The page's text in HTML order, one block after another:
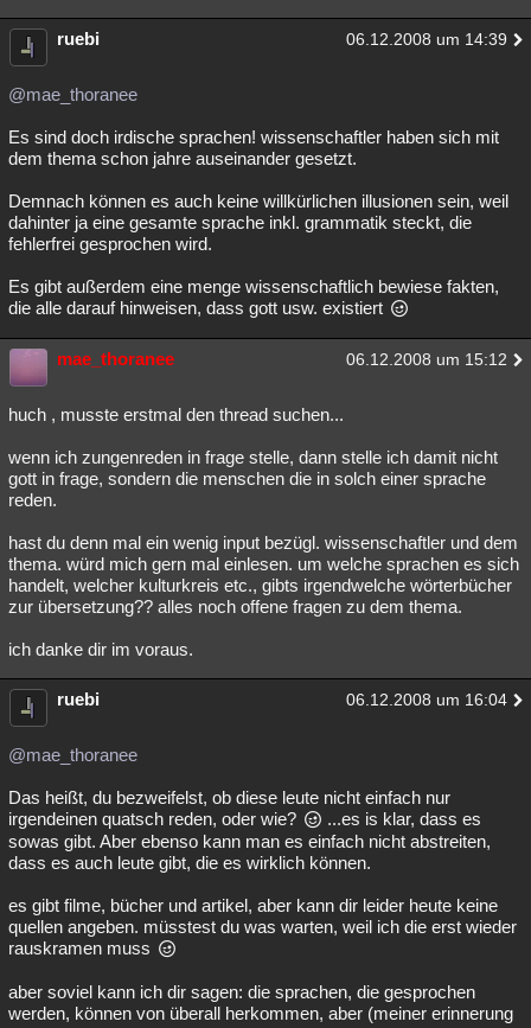
ruebi 06.12.2008 um 14:39
@mae_thoranee
Es sind doch irdische sprachen! wissenschaftler haben sich mit
dem thema schon jahre auseinander gesetzt.
Demnach können es auch keine willkürlichen illusionen sein, weil
dahinter ja eine gesamte sprache inkl. grammatik steckt, die
fehlerfrei gesprochen wird.
Es gibt außerdem eine menge wissenschaftlich bewiese fakten,
die alle darauf hinweisen, dass gott usw. existiert
mae_thoranee 06.12.2008 um 15:12
huch , musste erstmal den thread suchen...
wenn ich zungenreden in frage stelle, dann stelle ich damit nicht
gott in frage, sondern die menschen die in solch einer sprache
reden.
hast du denn mal ein wenig input bezügl. wissenschaftler und dem
thema. würd mich gern mal einlesen. um welche sprachen es sich
handelt, welcher kulturkreis etc., gibts irgendwelche wörterbücher
zur übersetzung?? alles noch offene fragen zu dem thema.
ich danke dir im voraus.
ruebi 06.12.2008 um 16:04
@mae_thoranee
Das heißt, du bezweifelst, ob diese leute nicht einfach nur
irgendeinen quatsch reden, oder wie?
...es is klar, dass es
sowas gibt. Aber ebenso kann man es einfach nicht abstreiten,
dass es auch leute gibt, die es wirklich können.
es gibt filme, bücher und artikel, aber kann dir leider heute keine
quellen angeben. müsstest du was warten, weil ich die erst wieder
rauskramen muss
aber soviel kann ich dir sagen: die sprachen, die gesprochen
werden, können von überall herkommen, aber (meiner erinnerung